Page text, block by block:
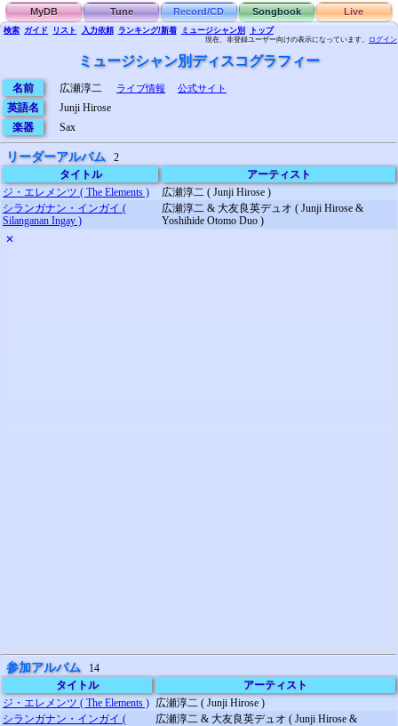
MyDB Tune Record/CD Songbook Live
検索 ガイド リスト 入力依頼 ランキング/新着 ミュージシャン別 トップ
現在、非登録ユーザー向けの表示になっています。 ログイン
ミュージシャン別ディスコグラフィー
名前 広瀬淳二 ライブ情報 公式サイト
英語名
Junji Hirose
楽器
Sax
リーダーアルバム
2
タイトル
アーティスト
ジ・エレメンツ ( The Elements )
広瀬淳二 ( Junji Hirose )
シランガナン・インガイ (
Silanganan Ingay )
広瀬淳二 & 大友良英デュオ ( Junji Hirose &
Yoshihide Otomo Duo )
✕
参加アルバム
14
タイトル
アーティスト
ジ・エレメンツ ( The Elements ) 広瀬淳二 ( Junji Hirose )
シランガナン・インガイ (
広瀬淳二 & 大友良英デュオ ( Junji Hirose &